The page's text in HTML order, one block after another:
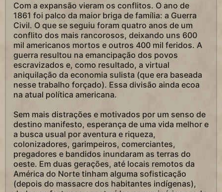
Com a expansão vieram os conflitos. O ano de
1861 foi palco da maior briga de família: a Guerra
Civil. O que se seguiu foram quatro anos de um
conflito dos mais rancorosos, deixando uns 600
mil americanos mortos e outros 400 mil feridos. A
guerra resultou na emancipação dos povos
escravizados e, como resultado, a virtual
aniquilação da economia sulista (que era baseada
nesse trabalho forçado). Essa divisão ainda ecoa
na atual política americana.
Sem mais distrações e motivados por um senso de
destino manifesto, esperança de uma vida melhor e
a busca usual por aventura e riqueza,
colonizadores, garimpeiros, comerciantes,
pregadores e bandidos inundaram as terras do
oeste. Em duas gerações, até locais remotos da
América do Norte tinham alguma sofisticação
(depois do massacre dos habitantes indígenas),